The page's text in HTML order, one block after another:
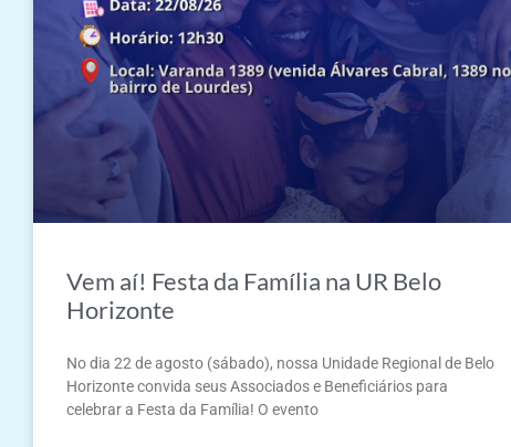
Vem aí! Festa da Família na UR Belo
Horizonte
No dia 22 de agosto (sábado), nossa Unidade Regional de Belo
Horizonte convida seus Associados e Beneficiários para
celebrar a Festa da Família! O evento